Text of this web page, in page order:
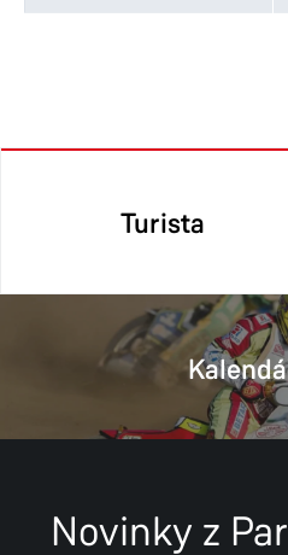
Turista
Novinky z